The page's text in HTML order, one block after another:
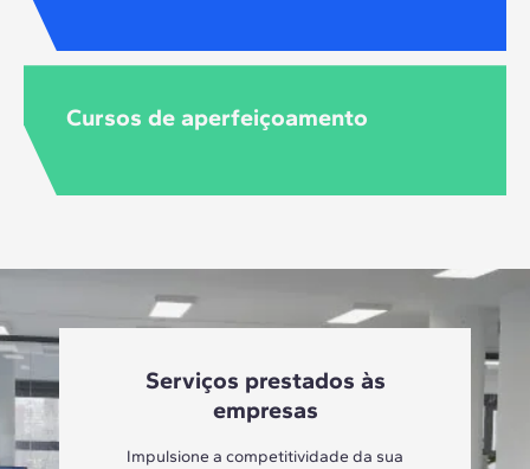
Cursos de aperfeiçoamento
Serviços prestados às
empresas
Impulsione a competitividade da sua